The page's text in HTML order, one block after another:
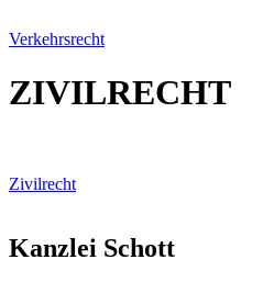
Verkehrsrecht
ZIVILRECHT
Zivilrecht
Kanzlei Schott